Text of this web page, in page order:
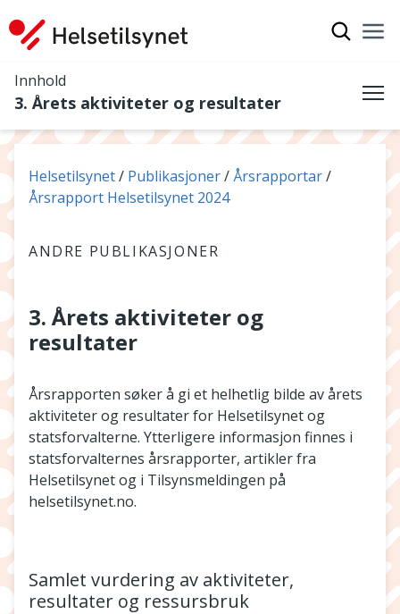
Innhold
3. Årets aktiviteter og resultater
Du er her:
Helsetilsynet Publikasjoner
Årsrapportar
Årsrapport Helsetilsynet 2024
ANDRE PUBLIKASJONER
3. Årets aktiviteter og
resultater
Årsrapporten søker å gi et helhetlig bilde av årets
aktiviteter og resultater for Helsetilsynet og
statsforvalterne. Ytterligere informasjon finnes i
statsforvalternes årsrapporter, artikler fra
Helsetilsynet og i Tilsynsmeldingen på
helsetilsynet.no.
Samlet vurdering av aktiviteter,
resultater og ressursbruk